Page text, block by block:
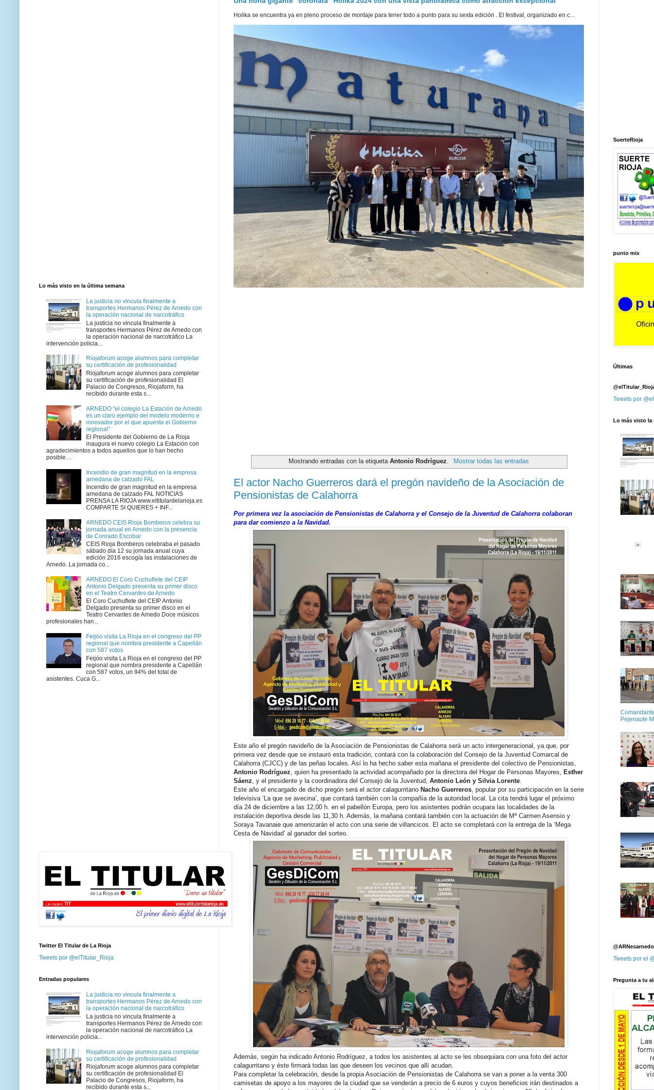
Holika se encuentra ya en pleno proceso de montaje para tener todo a punto para su sexta edición . El festival, organizado en c...
Mostrando entradas con la etiquetaAntonio Rodríguez Mostrar todas las entradas
El actor Nacho Guerreros dará el pregón navideño de la Asociación de
Pensionistas de Calahorra
Por primera vez la asociación de Pensionistas de Calahorra y el Consejo de la Juventud de Calahorra colaboran
para dar comienzo a la Navidad.
Este año el pregón navideño de la Asociación de Pensionistas de Calahorra será un acto intergeneracional, ya que, por
primera vez desde que se instauró esta tradición, contará con la colaboración del Consejo de la Juventud Comarcal de
Calahorra (CJCC) y de las peñas locales. Así lo ha hecho saber esta mañana el presidente del colectivo de Pensionistas,
Antonio Rodríguez, quien ha presentado la actividad acompañado por la directora del Hogar de Personas Mayores, Esther
Sáenz, y el presidente y la coordinadora del Consejo de la Juventud, Antonio León y Silvia Lorente.
Este año el encargado de dicho pregón será el actor calagurritano Nacho Guerreros, popular por su participación en la serie
televisiva ‘La que se avecina’, que contará también con la compañía de la autoridad local. La cita tendrá lugar el próximo
día 24 de diciembre a las 12,00 h. en el pabellón Europa, pero los asistentes podrán ocupara las localidades de la
instalación deportiva desde las 11,30 h. Además, la mañana contará también con la actuación de Mª Carmen Asensio y
Soraya Tavanaie que amenizarán el acto con una serie de villancicos. El acto se completará con la entrega de la ‘Mega
Cesta de Navidad’ al ganador del sorteo.
Además, según ha indicado Antonio Rodríguez, a todos los asistentes al acto se les obsequiara con una foto del actor
calagurritano y éste firmará todas las que deseen los vecinos que allí acudan.
Para completar la celebración, desde la propia Asociación de Pensionistas de Calahorra se van a poner a la venta 300
camisetas de apoyo a los mayores de la ciudad que se venderán a precio de 6 euros y cuyos beneficios irán destinados a
Lo más visto en la última semana
La justicia no vincula finalmente a
transportes Hermanos Pérez de Arnedo con
la operación nacional de narcotráfico
La justicia no vincula finalmente a
transportes Hermanos Pérez de Arnedo con
la operación nacional de narcotráfico La
intervención policia...
Riojaforum acoge alumnos para completar
su certificación de profesionalidad
Riojaforum acoge alumnos para completar
su certificación de profesionalidad El
Palacio de Congresos, Riojaform, ha
recibido durante esta s...
ARNEDO "el colegio La Estación de Arnedo
es un claro ejemplo del modelo moderno e
innovador por el que apuesta el Gobierno
regional”
El Presidente del Gobierno de La Rioja
inaugura el nuevo colegio La Estación con
agradecimientos a todos aquellos que lo han hecho
posible....
Incendio de gran magnitud en la empresa
arnedana de calzado FAL
Incendio de gran magnitud en la empresa
arnedana de calzado FAL NOTICIAS
PRENSA LA RIOJA www.eltitulardelarioja.es
COMPARTE SI QUIERES + INF...
ARNEDO CEIS Rioja Bomberos celebra su
jornada anual en Arnedo con la presencia
de Conrado Escobar
CEIS Rioja Bomberos celebraba el pasado
sábado día 12 su jornada anual cuya
edición 2016 escogía las instalaciones de
Arnedo. La jornada co...
ARNEDO El Coro Cuchuflete del CEIP
Antonio Delgado presenta su primer disco
en el Teatro Cervantes de Arnedo
El Coro Cuchuflete del CEIP Antonio
Delgado presenta su primer disco en el
Teatro Cervantes de Arnedo Doce músicos
profesionales han...
Feijóo visita La Rioja en el congreso del PP
regional que nombra presidente a Capellán
con 587 votos
Feijóo visita La Rioja en el congreso del PP
regional que nombra presidente a Capellán
con 587 votos, un 94% del total de
asistentes. Cuca G...
Twitter El Titular de La Rioja
Tweets por @elTitular_Rioja
Entradas populares
La justicia no vincula finalmente a
transportes Hermanos Pérez de Arnedo con
la operación nacional de narcotráfico
La justicia no vincula finalmente a
transportes Hermanos Pérez de Arnedo con
la operación nacional de narcotráfico La
intervención policia...
Riojaforum acoge alumnos para completar
su certificación de profesionalidad
Riojaforum acoge alumnos para completar
su certificación de profesionalidad El
Palacio de Congresos, Riojaform, ha
recibido durante esta s...
SuerteRioja
punto mix
Últimas
Tweets por
Lo más visto la
Pejenaute
@ARNesarnedo
Tweets por el
Pregunta a tu